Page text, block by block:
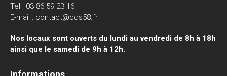
Tel : 03 86 59 23 16
E-mail : contact@cds58.fr
Nos locaux sont ouverts du lundi au vendredi de 8h à 18h
ainsi que le samedi de 9h à 12h.